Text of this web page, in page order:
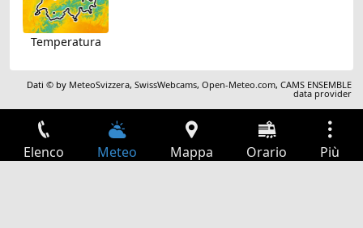
Temperatura
Dati © by MeteoSvizzera,SwissWebcams,Open-Meteo.com,CAMS ENSEMBLE
data provider
Elenco Meteo Mappa Orario Più